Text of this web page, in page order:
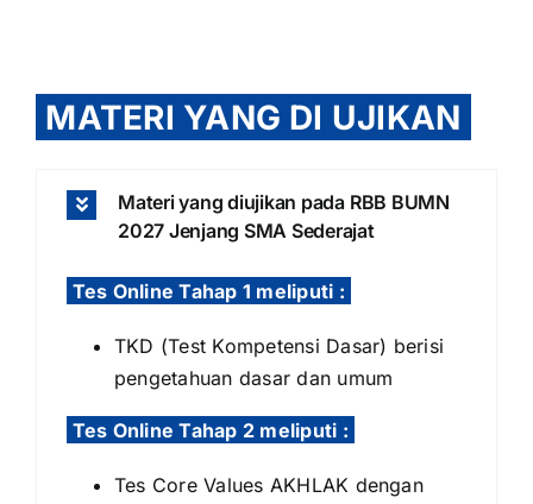
MATERI YANG DI UJIKAN
Materi yang diujikan pada RBB BUMN
2027 Jenjang SMA Sederajat
Tes Online Tahap 1 meliputi :
TKD (Test Kompetensi Dasar) berisi
pengetahuan dasar dan umum
Tes Online Tahap 2 meliputi :
Tes Core Values AKHLAK dengan